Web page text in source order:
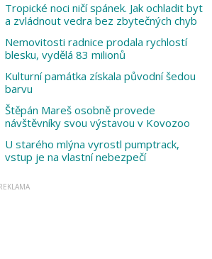
Tropické noci ničí spánek. Jak ochladit byt
a zvládnout vedra bez zbytečných chyb
Nemovitosti radnice prodala rychlostí
blesku, vydělá 83 milionů
Kulturní památka získala původní šedou
barvu
Štěpán Mareš osobně provede
návštěvníky svou výstavou v Kovozoo
U starého mlýna vyrostl pumptrack,
vstup je na vlastní nebezpečí